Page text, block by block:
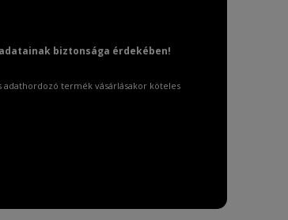
biztonsága érdekében!
termék vásárlásakor köteles